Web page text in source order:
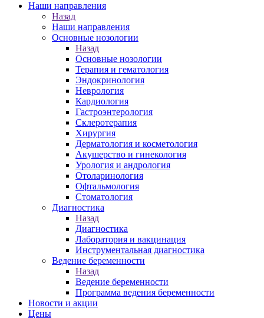
Наши направления
Назад
Наши направления
Основные нозологии
Назад
Основные нозологии
Терапия и гематология
Эндокринология
Неврология
Кардиология
Гастроэнтерология
Склеротерапия
Хирургия
Дерматология и косметология
Акушерство и гинекология
Урология и андрология
Отоларинология
Офтальмология
Стоматология
Диагностика
Назад
Диагностика
Лаборатория и вакцинация
Инструментальная диагностика
Ведение беременности
Назад
Ведение беременности
Программа ведения беременности
Новости и акции
Цены